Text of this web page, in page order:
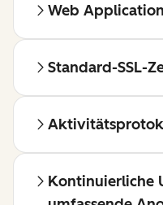
Web
Standard-SSL-
Kontinuierliche